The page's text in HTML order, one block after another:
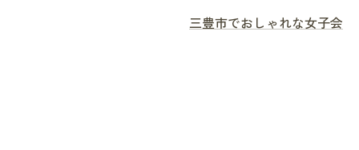
三豊市でおしゃれな女子会